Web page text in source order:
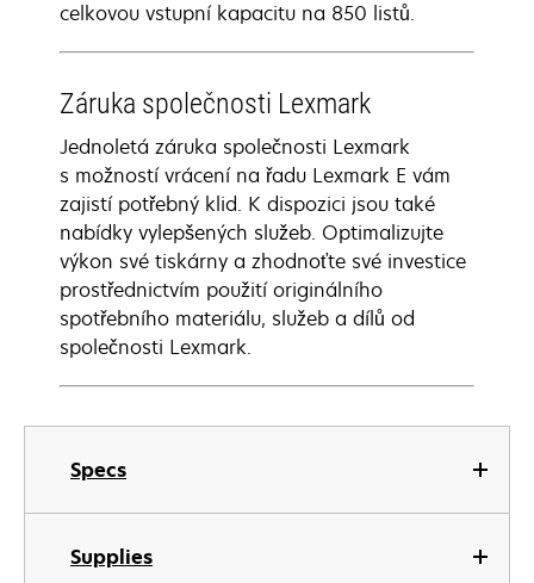
Specs
Supplies
celkovou vstupní kapacitu na 850 listů.
Záruka společnosti Lexmark
Jednoletá záruka společnosti Lexmark
s možností vrácení na řadu Lexmark E vám
zajistí potřebný klid. K dispozici jsou také
nabídky vylepšených služeb. Optimalizujte
výkon své tiskárny a zhodnoťte své investice
prostřednictvím použití originálního
spotřebního materiálu, služeb a dílů od
společnosti Lexmark.